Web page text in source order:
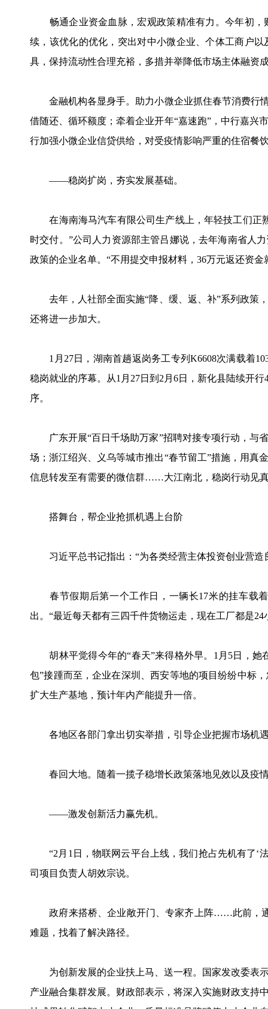
畅通企业资金血脉，宏观政策精准有力。今年初，
续，该优化的优化，突出对中小微企业、个体工商户
具，保持流动性合理充裕，多措并举降低市场主体融资
金融机构各显身手。助力小微企业抓住春节消费行情
借随还、循环额度；牵着企业开年“嘉速跑”，中行嘉兴
行加强小微企业信贷供给，对受疫情影响严重的住宿
——稳岗扩岗，夯实发展基础。
在海南海马汽车有限公司生产线上，年轻技工们正
时交付。”公司人力资源部主管吕娜说，去年海南省人
政策的企业名单。“不用提交申报材料，36万元返还资
去年，人社部全面实施“降、缓、返、补”系列政策
还将进一步加大。
1月27日，湖南首趟返岗务工专列K6608次满载着
稳岗就业的序幕。从1月27日到2月6日，新化县陆续开
序。
广东开展“百日千场助万家”招聘对接专项行动，与省
场；浙江绍兴、义乌等城市推出“春节留工”措施，用真
信息转发至有需要的微信群……大江南北，稳岗行动见
搭舞台，帮企业抢抓机遇上台阶
习近平总书记指出：“为各类经营主体投资创业营造
春节假期后第一个工作日，一辆长17米的挂车载着
出。“最近每天都有三四千件货物运走，现在工厂都是
胡林平觉得今年的“春天”来得格外早。1月5日，她
包”接踵而至，企业在深圳、西安等地的项目纷纷中标
扩大生产基地，预计年内产能提升一倍。
各地区各部门拿出切实举措，引导企业把握市场机
春回大地。随着一揽子稳增长政策落地见效以及疫
——激发创新活力赢先机。
“2月1日，物联网云平台上线，我们抢占先机有了‘
司项目负责人胡效宗说。
政府来搭桥、企业敞开门、专家齐上阵……此前，通
难题，找着了解决路径。
为创新发展的企业扶上马、送一程。国家发改委表
产业融合集群发展。财政部表示，将深入实施财政支持